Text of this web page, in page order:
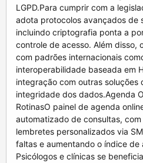
LGPD.Para cumprir com a
adota protocolos avançados de
incluindo criptografia ponta a
controle de acesso. Além disso,
com padrões internacionais
interoperabilidade baseada em
integração com outras soluções
integridade dos dados.Agenda
RotinasO painel de agenda
automatizado de consultas,
lembretes personalizados via
faltas e aumentando o índice de
Psicólogos e clínicas se